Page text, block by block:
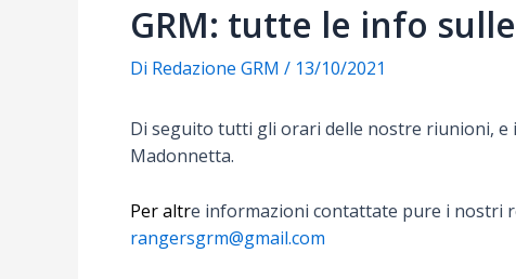
GRM: tutte le info
Di Redazione GRM / 13/10/2021
Di seguito tutti gli orari delle nostre riunioni, e
Madonnetta.
Per altre informazioni contattate pure i nostri
rangersgrm@gmail.com